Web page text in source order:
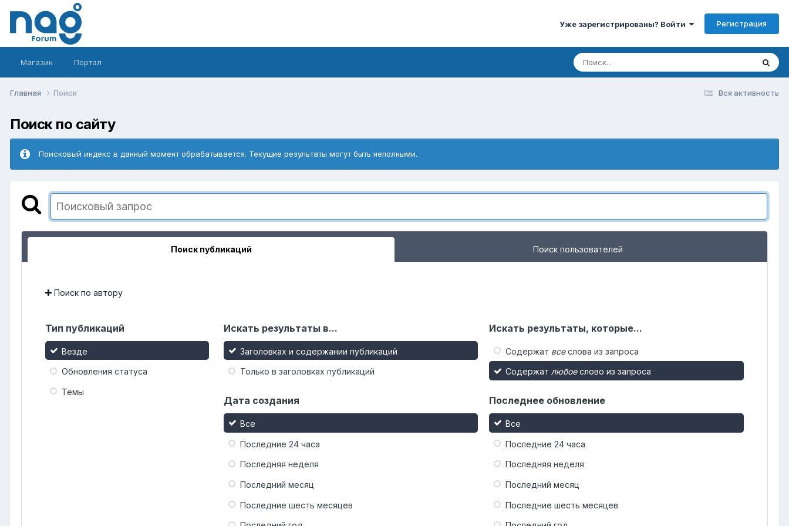
Уже зарегистрированы? Войти Регистрация
Магазин Портал
Вся активность
Главная Поиск
Поиск по сайту
Поисковый индекс в данный момент обрабатывается. Текущие результаты могут быть неполными.
Поиск публикаций Поиск пользователей
Поиск по автору
Тип публикаций
Везде
Обновления статуса
Темы
Искать результаты в...
Заголовках и содержании публикаций
Только в заголовках публикаций
Искать результаты, которые...
Содержат всеслова из запроса
Содержат любоеслово из запроса
Дата создания
Все
Последние 24 часа
Последняя неделя
Последний месяц
Последние шесть месяцев
Последнее обновление
Все
Последние 24 часа
Последняя неделя
Последний месяц
Последние шесть месяцев